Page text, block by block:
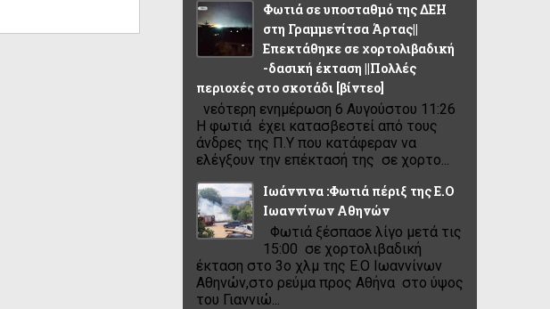
Φωτιά σε υποσταθμό της ΔΕΗ
στη Γραμμενίτσα Άρτας||
Επεκτάθηκε σε χορτολιβαδική
-δασική έκταση ||Πολλές
περιοχές στο σκοτάδι [βίντεο]
νεότερη ενημέρωση 6 Αυγούστου 11:26
Η φωτιά έχει κατασβεστεί από τους
άνδρες της Π.Υ που κατάφεραν να
ελέγξουν την επέκτασή της σε χορτο...
Ιωάννινα :Φωτιά πέριξ της Ε.Ο
Ιωαννίνων Αθηνών
Φωτιά ξέσπασε λίγο μετά τις
15:00 σε χορτολιβαδική
έκταση στο 3ο χλμ της Ε.Ο Ιωαννίνων
Αθηνών,στο ρεύμα προς Αθήνα στο ύψος
του Γιαννιώ...